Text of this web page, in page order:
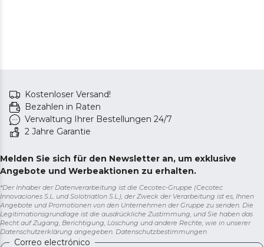
Kostenloser Versand!
Bezahlen in Raten
Verwaltung Ihrer Bestellungen 24/7
2 Jahre Garantie
Melden Sie sich für den Newsletter an, um exklusive
Angebote und Werbeaktionen zu erhalten.
*Der Inhaber der Datenverarbeitung ist die Cecotec-Gruppe (Cecotec
Innovaciones S.L. und Solotriatlon S.L.), der Zweck der Verarbeitung ist es, Ihnen
Angebote und Promotionen von den Unternehmen der Gruppe zu senden. Die
Legitimationsgrundlage ist die ausdrückliche Zustimmung, und Sie haben das
Recht auf Zugang, Berichtigung, Löschung und andere Rechte, wie in unserer
Datenschutzerklärung angegeben. Datenschutzbestimmungen
Correo electrónico